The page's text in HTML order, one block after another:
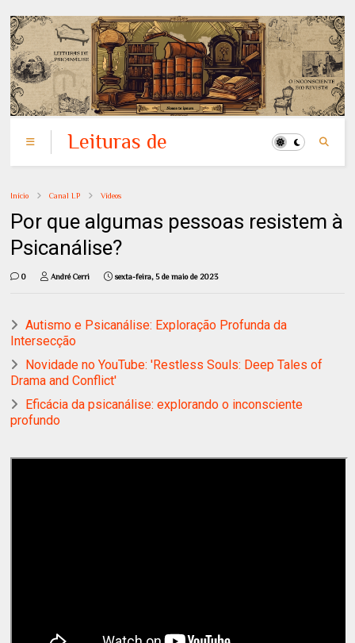
Leituras de
Psicanálise: o
Inconsciente em
Revista
Início Canal LP Vídeos
Por que algumas pessoas resistem à
Psicanálise?
0 André Cerri sexta-feira, 5 de maio de 2023
Autismo e Psicanálise: Exploração Profunda da
Intersecção
Novidade no YouTube: 'Restless Souls: Deep Tales of
Drama and Conflict'
Eficácia da psicanálise: explorando o inconsciente
profundo